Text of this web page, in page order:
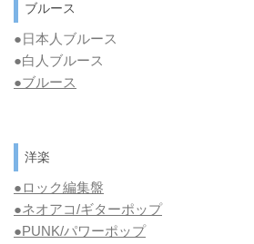
ブルース
●日本人ブルース
●白人ブルース
●ブルース
洋楽
●ロック編集盤
●ネオアコ/ギターポップ
●PUNK/パワーポップ